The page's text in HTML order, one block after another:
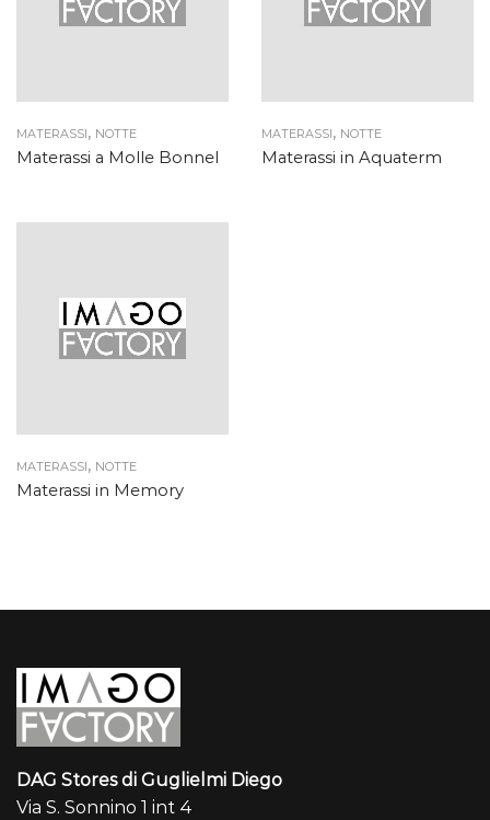
MATERASSI, NOTTE
Materassi a Molle Bonnel
MATERASSI, NOTTE
Materassi in Aquaterm
MATERASSI, NOTTE
Materassi in Memory
DAG Stores di Guglielmi Diego
Via S. Sonnino 1 int 4